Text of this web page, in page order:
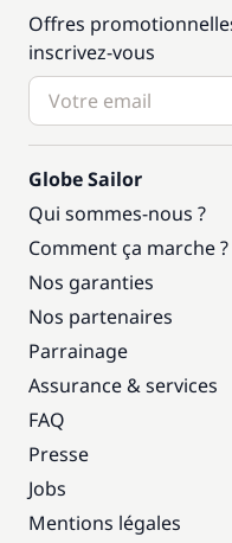
Offres
inscrivez-vous
Globe Sailor
Qui sommes-nous ?
Comment ça marche ?
Nos garanties
Nos partenaires
Parrainage
Assurance & services
FAQ
Presse
Jobs
Mentions légales